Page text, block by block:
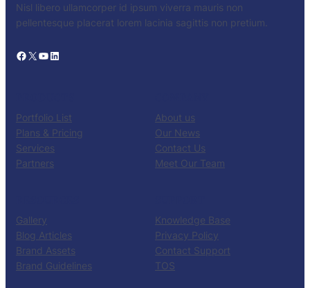
Nisl libero ullamcorper id ipsum viverra mauris non
pellentesque placerat lorem lacinia sagittis non pretium.
Facebook X YouTube LinkedIn
Portfolio List
Plans & Pricing
Services
Partners
About us
Our News
Contact Us
Meet Our Team
Gallery
Blog Articles
Brand Assets
Brand Guidelines
Knowledge Base
Privacy Policy
Contact Support
TOS